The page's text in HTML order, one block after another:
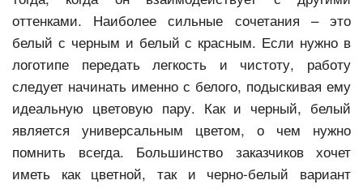
оттенками. Наиболее сильные сочетания – это
белый с черным и белый с красным. Если нужно в
логотипе передать легкость и чистоту, работу
следует начинать именно с белого, подыскивая ему
идеальную цветовую пару. Как и черный, белый
является универсальным цветом, о чем нужно
помнить всегда. Большинство заказчиков хочет
иметь как цветной, так и черно-белый вариант